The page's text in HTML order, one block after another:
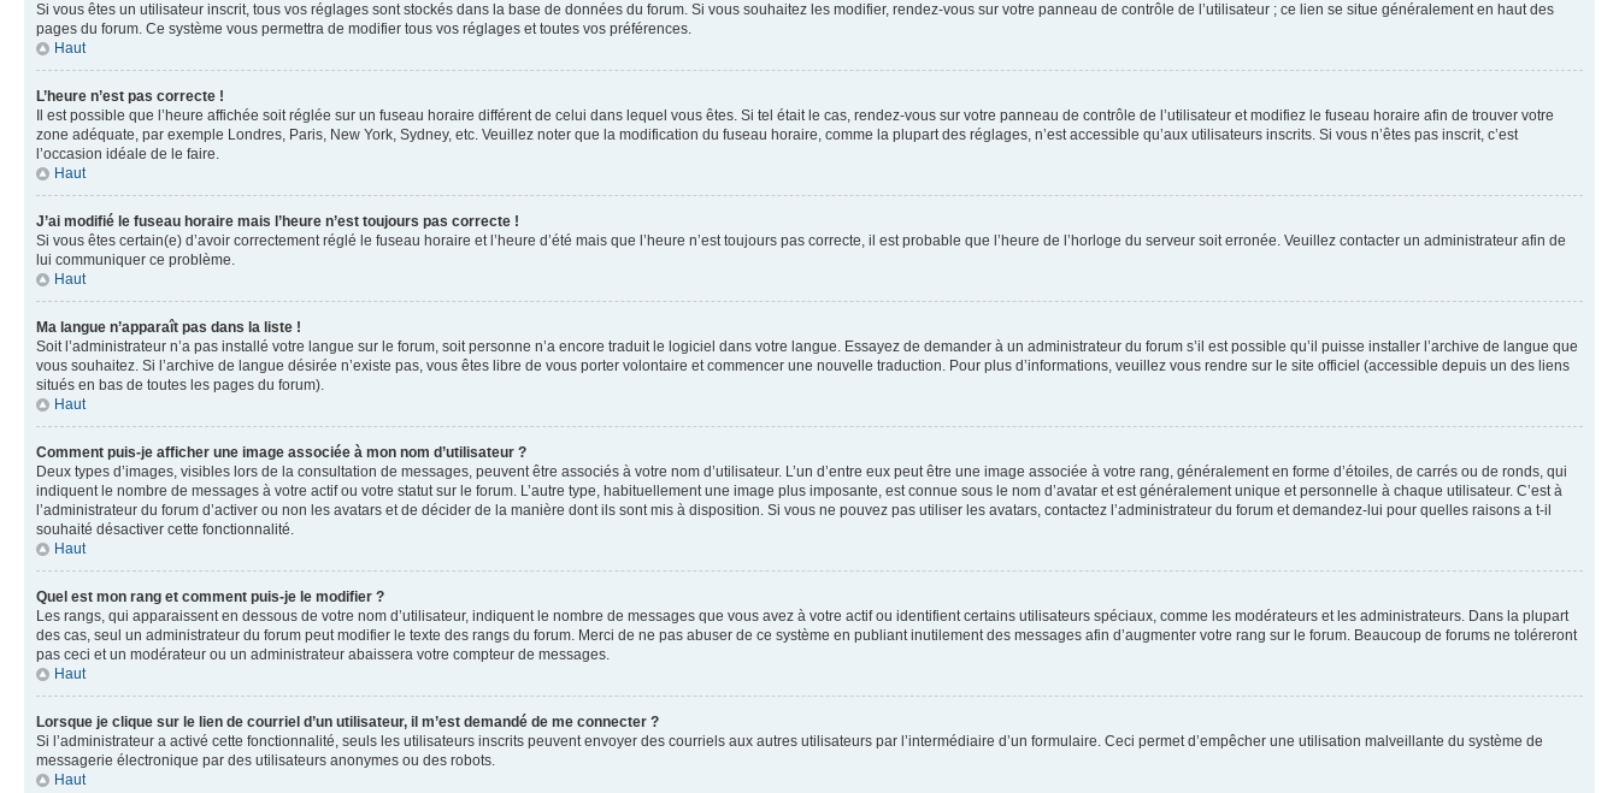
Si vous êtes un utilisateur inscrit, tous vos réglages sont stockés dans la base de données du forum. Si vous souhaitez les modifier, rendez-vous sur votre panneau de contrôle de l’utilisateur ; ce lien se situe généralement en haut des
pages du forum. Ce système vous permettra de modifier tous vos réglages et toutes vos préférences.
Haut
L’heure n’est pas correcte !
Il est possible que l’heure affichée soit réglée sur un fuseau horaire différent de celui dans lequel vous êtes. Si tel était le cas, rendez-vous sur votre panneau de contrôle de l’utilisateur et modifiez le fuseau horaire afin de trouver votre
zone adéquate, par exemple Londres, Paris, New York, Sydney, etc. Veuillez noter que la modification du fuseau horaire, comme la plupart des réglages, n’est accessible qu’aux utilisateurs inscrits. Si vous n’êtes pas inscrit, c’est
l’occasion idéale de le faire.
Haut
J’ai modifié le fuseau horaire mais l’heure n’est toujours pas correcte !
Si vous êtes certain(e) d’avoir correctement réglé le fuseau horaire et l’heure d’été mais que l’heure n’est toujours pas correcte, il est probable que l’heure de l’horloge du serveur soit erronée. Veuillez contacter un administrateur afin de
lui communiquer ce problème.
Haut
Ma langue n’apparaît pas dans la liste !
Soit l’administrateur n’a pas installé votre langue sur le forum, soit personne n’a encore traduit le logiciel dans votre langue. Essayez de demander à un administrateur du forum s’il est possible qu’il puisse installer l’archive de langue que
vous souhaitez. Si l’archive de langue désirée n’existe pas, vous êtes libre de vous porter volontaire et commencer une nouvelle traduction. Pour plus d’informations, veuillez vous rendre sur le site officiel (accessible depuis un des liens
situés en bas de toutes les pages du forum).
Haut
Comment puis-je afficher une image associée à mon nom d’utilisateur ?
Deux types d’images, visibles lors de la consultation de messages, peuvent être associés à votre nom d’utilisateur. L’un d’entre eux peut être une image associée à votre rang, généralement en forme d’étoiles, de carrés ou de ronds, qui
indiquent le nombre de messages à votre actif ou votre statut sur le forum. L’autre type, habituellement une image plus imposante, est connue sous le nom d’avatar et est généralement unique et personnelle à chaque utilisateur. C’est à
l’administrateur du forum d’activer ou non les avatars et de décider de la manière dont ils sont mis à disposition. Si vous ne pouvez pas utiliser les avatars, contactez l’administrateur du forum et demandez-lui pour quelles raisons a t-il
souhaité désactiver cette fonctionnalité.
Haut
Quel est mon rang et comment puis-je le modifier ?
Les rangs, qui apparaissent en dessous de votre nom d’utilisateur, indiquent le nombre de messages que vous avez à votre actif ou identifient certains utilisateurs spéciaux, comme les modérateurs et les administrateurs. Dans la plupart
des cas, seul un administrateur du forum peut modifier le texte des rangs du forum. Merci de ne pas abuser de ce système en publiant inutilement des messages afin d’augmenter votre rang sur le forum. Beaucoup de forums ne toléreront
pas ceci et un modérateur ou un administrateur abaissera votre compteur de messages.
Haut
Lorsque je clique sur le lien de courriel d’un utilisateur, il m’est demandé de me connecter ?
Si l’administrateur a activé cette fonctionnalité, seuls les utilisateurs inscrits peuvent envoyer des courriels aux autres utilisateurs par l’intermédiaire d’un formulaire. Ceci permet d’empêcher une utilisation malveillante du système de
messagerie électronique par des utilisateurs anonymes ou des robots.
Haut